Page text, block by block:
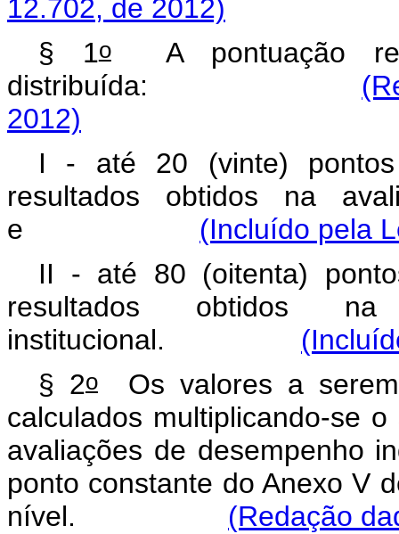
12.702, de 2012)
§ 1oA pontuação
distribuída:
2012)
I - até 20 (vinte)
resultados obtidos na
e (Incluído pela
II - até 80 (oitenta)
resultados obtidos
institucional.
§ 2oOs valores a serem
calculados multiplicando-se
avaliações de desempenho
ponto constante do Anexo V
nível. (Redação